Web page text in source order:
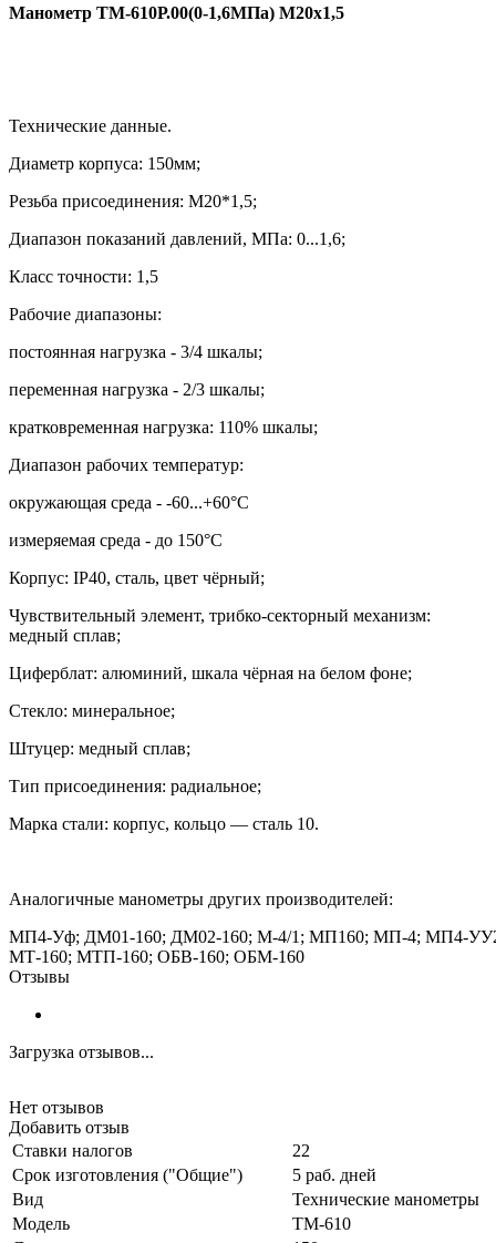
Манометр ТМ-610Р.00(0-1,6МПа) М20х1,5
Технические данные.
Диаметр корпуса: 150мм;
Резьба присоединения: М20*1,5;
Диапазон показаний давлений, МПа: 0...1,6;
Класс точности: 1,5
Рабочие диапазоны:
постоянная нагрузка - 3/4 шкалы;
переменная нагрузка - 2/3 шкалы;
кратковременная нагрузка: 110% шкалы;
Диапазон рабочих температур:
окружающая среда - -60...+60°С
измеряемая среда - до 150°С
Корпус: IP40, сталь, цвет чёрный;
Чувствительный элемент, трибко-секторный механизм:
медный сплав;
Циферблат: алюминий, шкала чёрная на белом фоне;
Стекло: минеральное;
Штуцер: медный сплав;
Тип присоединения: радиальное;
Марка стали: корпус, кольцо — сталь 10.
Аналогичные манометры других производителей:
МП4-Уф; ДМ01-160; ДМ02-160; М-4/1; МП160; МП-4; МП4-
МТ-160; МТП-160; ОБВ-160; ОБМ-160
Отзывы
Загрузка отзывов...
Нет отзывов
Добавить отзыв
Ставки налогов
22
Срок изготовления ("Общие")
5 раб. дней
Вид
Технические манометры
Модель
ТМ-610